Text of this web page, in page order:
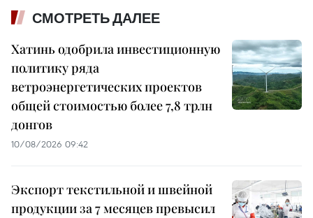
СМОТРЕТЬ ДАЛЕЕ
Хатинь одобрила инвестиционную
политику ряда
ветроэнергетических проектов
общей стоимостью более 7,8 трлн
донгов
10/08/2026 09:42
Экспорт текстильной и швейной
продукции за 7 месяцев превысил